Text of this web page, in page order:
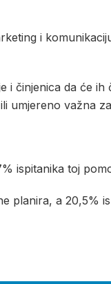
i
činjenica da će ih
umjereno važna
ispitanika toj
planira, a 20,5%